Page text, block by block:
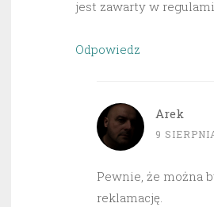
jest zawarty w
Odpowiedz
Arek
9
Pewnie, że można
reklamację.